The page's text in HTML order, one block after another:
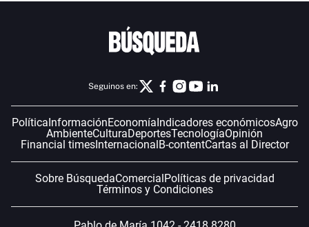
Seguinos en:
PolíticaInformaciónEconomíaIndicadores económicosAgro
AmbienteCulturaDeportesTecnologíaOpinión
Financial timesInternacionalB-contentCartas al Director
Sobre BúsquedaComercialPolíticas de privacidad
Términos y Condiciones